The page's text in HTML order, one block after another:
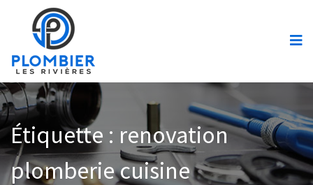
Accueil
Urgences
Services
Plomberie
Soumission
Étiquette : renovation
plomberie cuisine